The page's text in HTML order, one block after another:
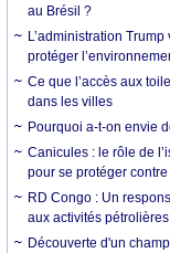
au Brésil ?
L’administration
protéger
Ce que l’accès aux
dans les villes
Pourquoi a-t-on envie
Canicules : le rôle de
pour se protéger
RD Congo : Un
aux activités pétrolières
Découverte d'un